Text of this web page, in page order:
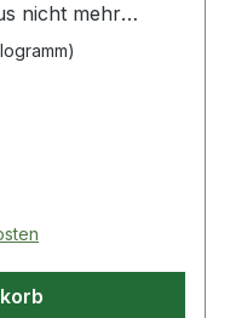
nicht mehr
und
technische
· Norm: